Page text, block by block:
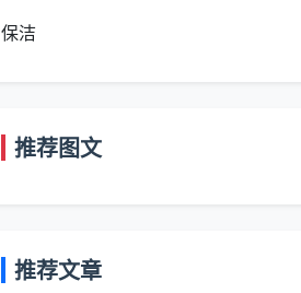
保洁
推荐图文
推荐文章